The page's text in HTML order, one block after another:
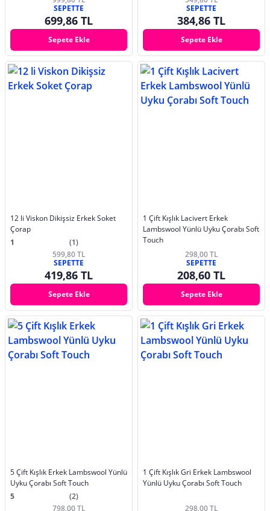
SEPETTE
699,86 TL
Sepete Ekle
SEPETTE
384,86 TL
Sepete Ekle
12 li Viskon Dikişsiz Erkek Soket
Çorap
1
(1)
599,80 TL
SEPETTE
419,86 TL
Sepete Ekle
1 Çift Kışlık Lacivert Erkek
Lambswool Yünlü Uyku Çorabı Soft
Touch
298,00 TL
SEPETTE
208,60 TL
Sepete Ekle
5 Çift Kışlık Erkek Lambswool Yünlü
Uyku Çorabı Soft Touch
5
(2)
798,00 TL
1 Çift Kışlık Gri Erkek Lambswool
Yünlü Uyku Çorabı Soft Touch
298,00 TL